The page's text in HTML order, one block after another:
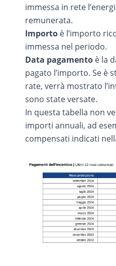
immessa in rete
remunerata.
Importo è l’importo
immessa nel periodo.
Data pagamento è la
pagato l’importo. Se è
rate, verrà mostrato
sono state versate.
In questa tabella non
importi annuali, ad
compensati indicati